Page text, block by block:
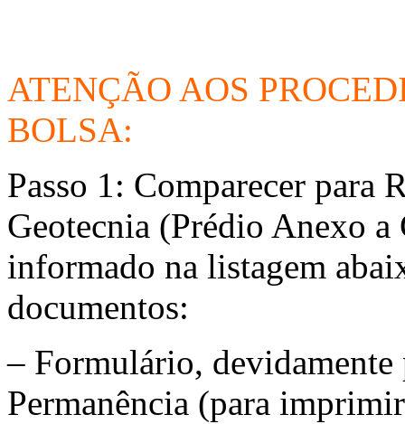
ATENÇÃO AOS
BOLSA:
Passo 1: Comparecer
Geotecnia (Prédio Anexo
informado na listagem
documentos:
– Formulário, devidamente
Permanência (para